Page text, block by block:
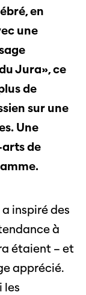
en
une
Jura», ce
de
sur une
Une
arts de
inspiré des
à
étaient – et
apprécié.
les